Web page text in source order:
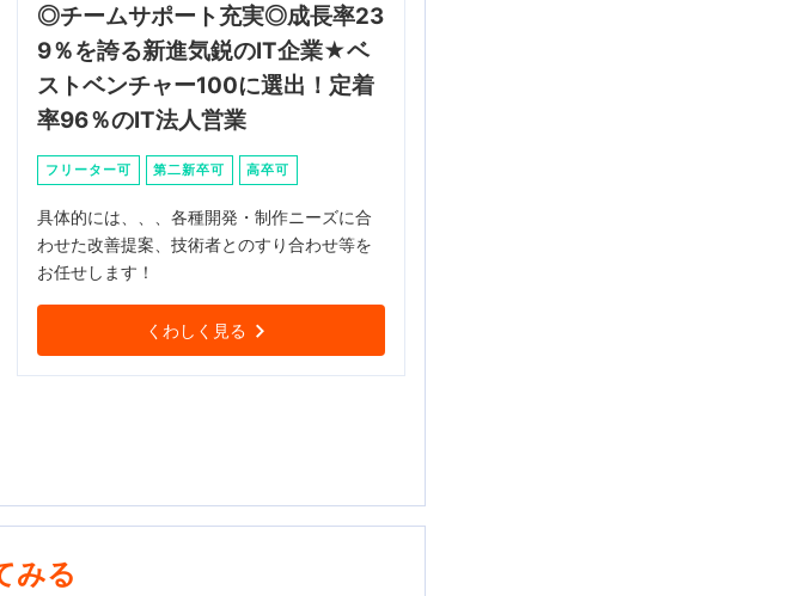
◎チームサポート充実◎成長率23
9％を誇る新進気鋭のIT企業★ベ
ストベンチャー100に選出！定着
率96％のIT法人営業
フリーター可 第二新卒可 高卒可
具体的には、、、各種開発・制作ニーズに合
わせた改善提案、技術者とのすり合わせ等を
お任せします！
くわしく見る
みる